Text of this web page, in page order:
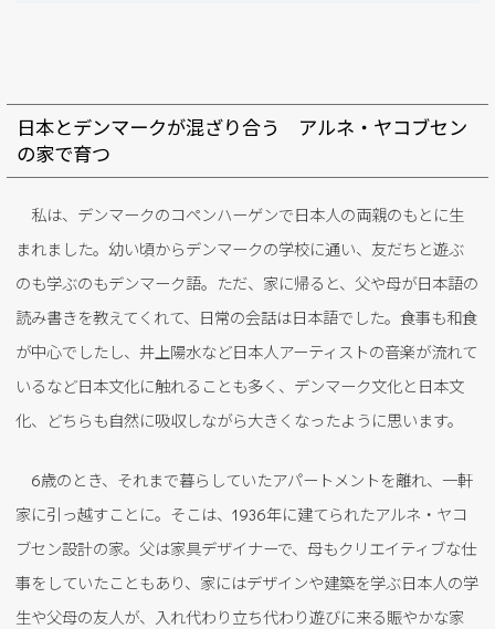
日本とデンマークが混ざり合う アルネ・ヤコブセン
の家で育つ
私は、デンマークのコペンハーゲンで日本人の両親のもとに生
まれました。幼い頃からデンマークの学校に通い、友だちと遊ぶ
のも学ぶのもデンマーク語。ただ、家に帰ると、父や母が日本語の
読み書きを教えてくれて、日常の会話は日本語でした。食事も和食
が中心でしたし、井上陽水など日本人アーティストの音楽が流れて
いるなど日本文化に触れることも多く、デンマーク文化と日本文
化、どちらも自然に吸収しながら大きくなったように思います。
6歳のとき、それまで暮らしていたアパートメントを離れ、一軒
家に引っ越すことに。そこは、1936年に建てられたアルネ・ヤコ
ブセン設計の家。父は家具デザイナーで、母もクリエイティブな仕
事をしていたこともあり、家にはデザインや建築を学ぶ日本人の学
生や父母の友人が、入れ代わり立ち代わり遊びに来る賑やかな家